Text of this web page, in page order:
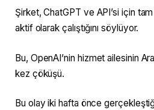
Şirket, ChatGPT ve API’si için
aktif olarak çalıştığını söylüyor.
Bu, OpenAI’nin hizmet ailesinin
kez çöküşü.
Bu olay iki hafta önce